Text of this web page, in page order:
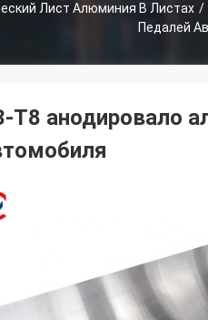
Лист Алюминия В Листах /
Педалей
T8 анодировало